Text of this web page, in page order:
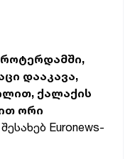
დააკავა,
ქალაქის
ორი
Euronews-